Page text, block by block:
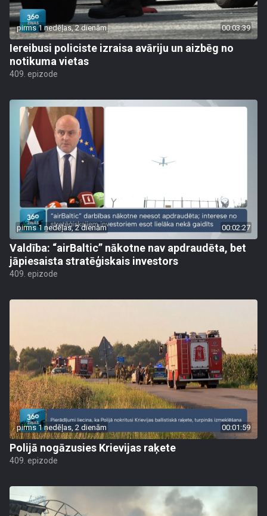
pirms 1 nedēļas, 2 dienām 00:03:39
Iereibusi policiste izraisa avāriju un aizbēg no
notikuma vietas
409. epizode
pirms 1 nedēļas, 2 dienām 00:02:27
Valdība: “airBaltic” nākotne nav apdraudēta, bet
jāpiesaista stratēģiskais investors
409. epizode
pirms 1 nedēļas, 2 dienām 00:01:59
Polijā nogāzusies Krievijas raķete
409. epizode